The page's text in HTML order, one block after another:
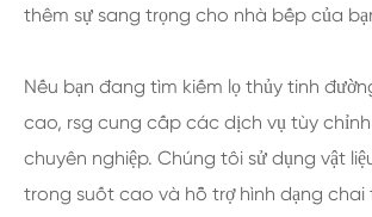
thêm sự sang trọng cho nhà bếp của
Nếu bạn đang tìm kiếm lọ thủy tinh
cao, rsg cung cấp các dịch vụ tùy
chuyên nghiệp. Chúng tôi sử dụng vật
trong suốt cao và hỗ trợ hình dạng chai